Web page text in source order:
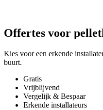
Offertes voor
Kies voor een erkende
buurt.
Gratis
Vrijblijvend
Vergelijk & Bespaar
Erkende installateurs